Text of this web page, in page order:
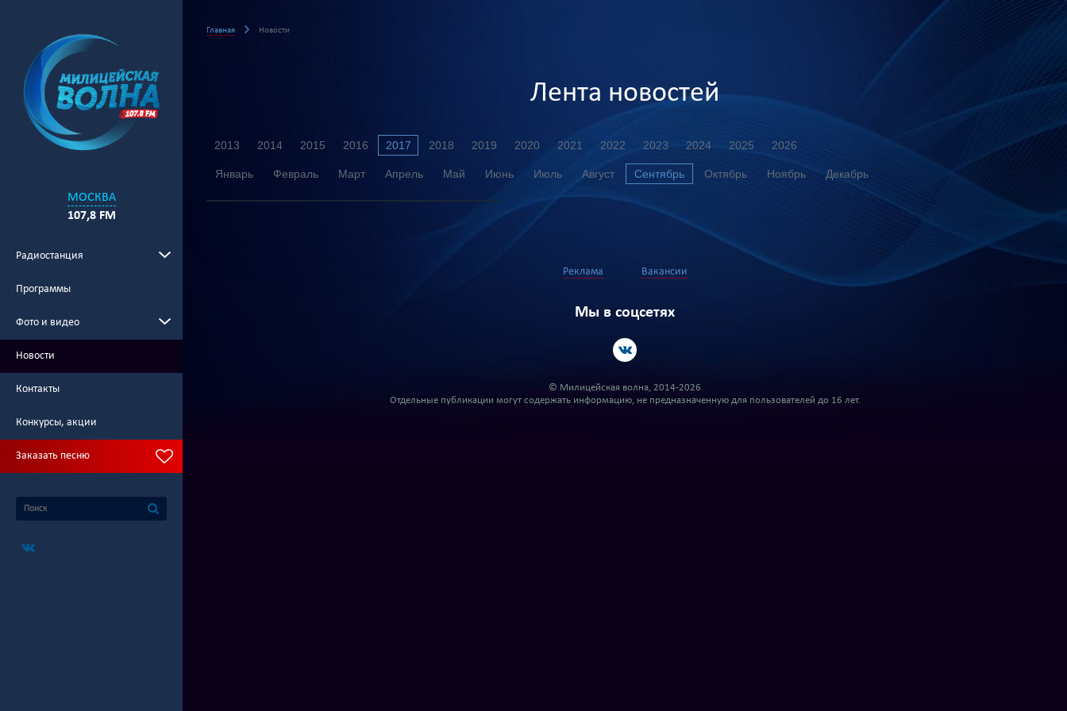
МОСКВА
107,8 FM
Радиостанция
Программы
Фото и видео
Новости
Контакты
Конкурсы, акции
Заказать песню
Главная Новости
Лента новостей
2013 2014 2015 2016 2017 2018 2019 2020 2021 2022 2023 2024 2025 2026
Январь Февраль Март Апрель Май Июнь Июль Август Сентябрь Октябрь Ноябрь Декабрь
Реклама Вакансии
Мы в соцсетях
© Милицейская волна, 2014-2026
Отдельные публикации могут содержать информацию, не предназначенную для пользователей до 16 лет.